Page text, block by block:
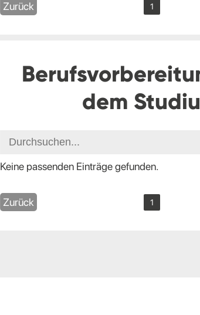
Zurück 1
dem
Keine passenden Einträge gefunden.
Zurück 1